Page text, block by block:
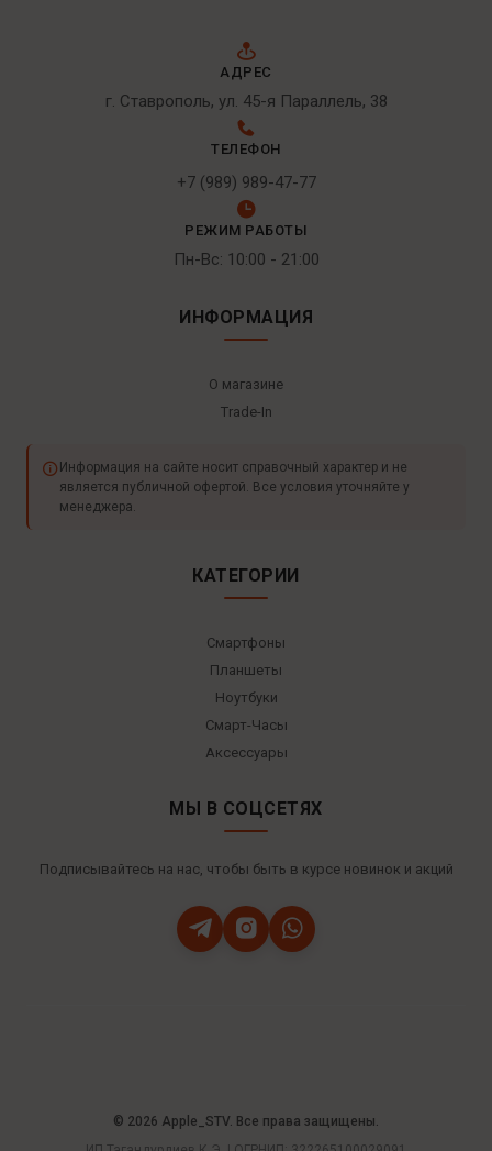
АДРЕС
г. Ставрополь, ул. 45-я Параллель, 38
ТЕЛЕФОН
+7 (989) 989-47-77
РЕЖИМ РАБОТЫ
Пн-Вс: 10:00 - 21:00
ИНФОРМАЦИЯ
О магазине
Trade-In
Информация на сайте носит справочный характер и не
является публичной офертой. Все условия уточняйте у
менеджера.
КАТЕГОРИИ
Смартфоны
Планшеты
Ноутбуки
Смарт-Часы
Аксессуары
МЫ В СОЦСЕТЯХ
Подписывайтесь на нас, чтобы быть в курсе новинок и акций
© 2026 Apple_STV. Все права защищены.